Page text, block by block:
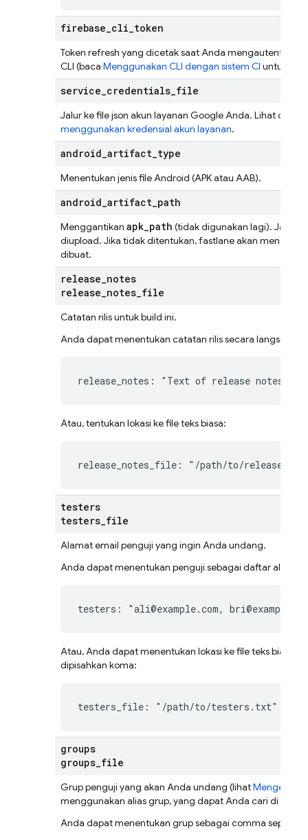
firebase_cli_token
Token refresh yang dicetak saat Anda mengautentikasi
CLI (baca Menggunakan CLI dengan sistem CI untuk
service_credentials_file
Jalur ke file json akun layanan Google Anda. Lihat cara
menggunakan kredensial akun layanan.
android_artifact_type
Menentukan jenis file Android (APK atau AAB).
android_artifact_path
Menggantikan apk_path (tidak digunakan lagi). Jalur
diupload. Jika tidak ditentukan, fastlane akan
dibuat.
release_notes
release_notes_file
Catatan rilis untuk build ini.
Anda dapat menentukan catatan rilis secara langsung:
release_notes: "Text of release notes"
Atau, tentukan lokasi ke file teks biasa:
release_notes_file: "/path/to/release-
testers
testers_file
Alamat email penguji yang ingin Anda undang.
Anda dapat menentukan penguji sebagai daftar alamat
testers: "ali@example.com,
Atau, Anda dapat menentukan lokasi ke file teks biasa
dipisahkan koma:
testers_file: "/path/to/testers.txt"
groups
groups_file
Grup penguji yang akan Anda undang (lihatMengelola
menggunakan alias grup, yang dapat Anda cari di
Anda dapat menentukan grup sebagai comma